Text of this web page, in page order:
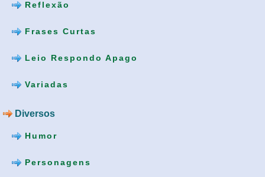
Reflexão
Frases Curtas
Leio Respondo Apago
Variadas
Diversos
Humor
Personagens